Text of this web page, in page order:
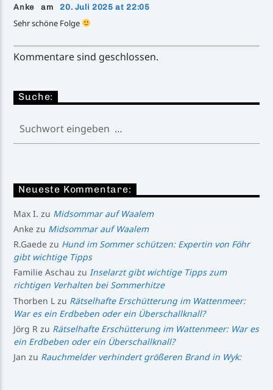
Anke am 20. Juli 2025 at 22:05
Sehr schöne Folge
Kommentare sind geschlossen.
Suche:
Neueste Kommentare:
Max I. zu Midsommar auf Waalem
Anke zu Midsommar auf Waalem
R.Gaede zu Hund im Sommer schützen: Expertin von Föhr
gibt wichtige Tipps
Familie Aschau zuInselarzt gibt wichtige Tipps zum
richtigen Verhalten bei Sommerhitze
Thorben L zu Rätselhafte Erschütterung im Wattenmeer:
War es ein Erdbeben oder ein Überschallknall?
Jörg R zu Rätselhafte Erschütterung im Wattenmeer: War es
ein Erdbeben oder ein Überschallknall?
Jan zu Rauchmelder verhindert größeren Brand in Wyk: